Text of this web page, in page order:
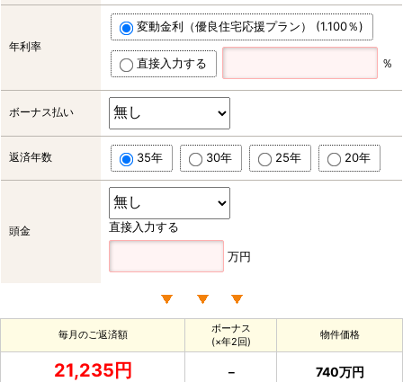
年利率
変動金利（優良住宅応援プラン） (1.100％)
直接入力する ％
ボーナス払い
返済年数 35年 30年 25年 20年
頭金 直接入力する
万円
毎月のご返済額
ボーナス
(×年2回)
物件価格
21,235円 － 740万円